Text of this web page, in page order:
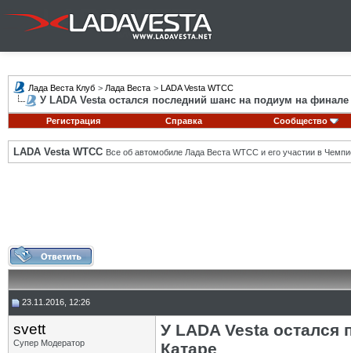
Лада Веста Клуб > Лада Веста > LADA Vesta WTCC
У LADA Vesta остался последний шанс на подиум на финале
Регистрация Справка Сообщество
LADA Vesta WTCC Все об автомобиле Лада Веста WTCC и его участии в
23.11.2016, 12:26
svett
Супер Модератор
У LADA Vesta
Катаре